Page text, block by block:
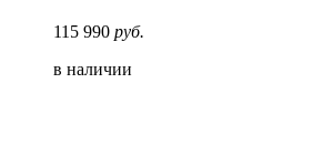
115 990 руб.
в наличии